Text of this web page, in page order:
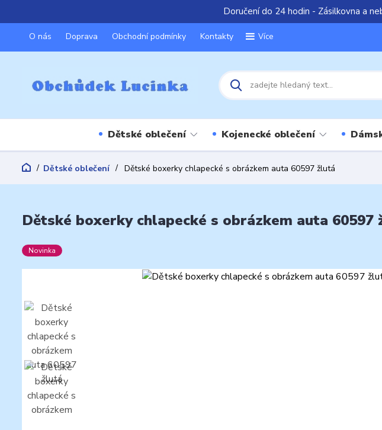
Doručení do 24 hodin - Zásilkovna a
O nás Doprava Obchodní podmínky Kontakty Více
Dětské oblečení Kojenecké oblečení
Dětské oblečení Dětské boxerky chlapecké s obrázkem auta 60597 žlutá
Dětské boxerky chlapecké s obrázkem auta 60597
Novinka